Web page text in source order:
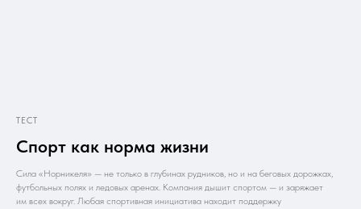
ТЕСТ
Спорт как норма жизни
Сила «Норникеля» — не только в глубинах рудников, но и на беговых дорожках,
футбольных полях и ледовых аренах. Компания дышит спортом — и заряжает
им всех вокруг. Любая спортивная инициатива находит поддержку